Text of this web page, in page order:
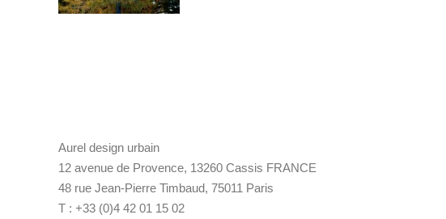
Aurel design urbain
12 avenue de Provence, 13260 Cassis FRANCE
48 rue Jean-Pierre Timbaud, 75011 Paris
T : +33 (0)4 42 01 15 02